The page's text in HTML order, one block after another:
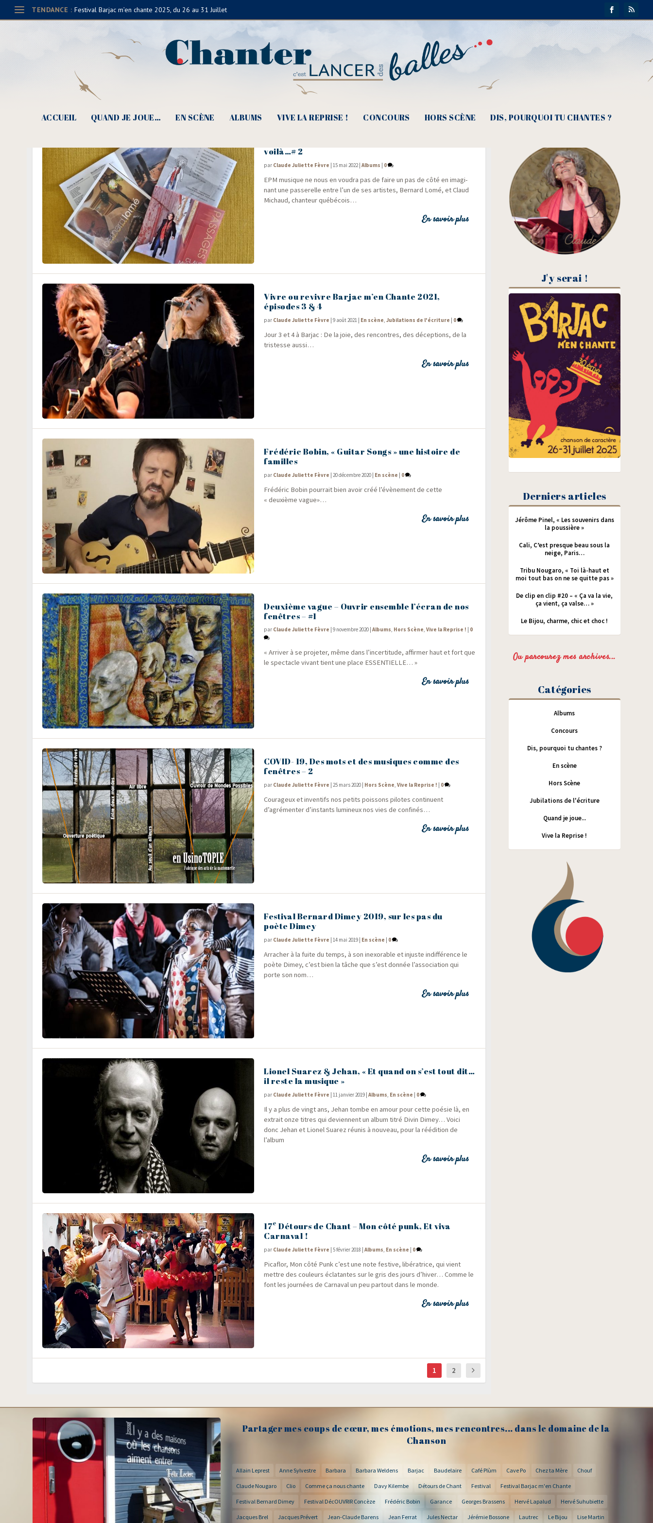
TENDANCE : Festival Barjac m’en chante 2025, du 26 au 31 Juillet
ACCUEIL QUAND JE JOUE… EN SCÈNE ALBUMS VIVE LA REPRISE ! CONCOURS HORS SCÈNE DIS, POURQUOI TU CHANTES ?
voilà…# 2
par Claude Juliette Fèvre |15 mai 2022|Albums 0
EPM musique ne nous en vou­dra pas de faire un pas de côté en ima­gi­
nant une pas­se­relle entre l’un de ses artistes, Ber­nard Lomé, et Claud
Michaud, chan­teur québécois…
En savoir plus
Vivre ou revivre Barjac m’en Chante 2021,
épisodes 3 & 4
par Claude Juliette Fèvre |9 août 2021 En scène,Jubilations de l'écriture 0
Jour 3 et 4 à Bar­jac : De la joie, des ren­contres, des décep­tions, de la
tris­tesse aussi…
En savoir plus
Frédéric Bobin, « Guitar Songs » une histoire de
familles
par Claude Juliette Fèvre |20 décembre 2020 En scène 0
Fré­dé­ric Bobin pour­rait bien avoir créé l’évènement de cette
« deuxième vague»…
En savoir plus
Deuxième vague – Ouvrir ensemble l’écran de nos
fenêtres – #1
par Claude Juliette Fèvre |9 novembre 2020 |Albums, Hors Scène,Vive la Reprise ! 0
« Arri­ver à se pro­je­ter, même dans l’in­cer­ti­tude, affir­mer haut et fort que
le spec­tacle vivant tient une place ESSENTIELLE… »
En savoir plus
COVID- 19, Des mots et des musiques comme des
fenêtres – 2
par Claude Juliette Fèvre |25 mars 2020 Hors Scène,Vive la Reprise ! 0
Cou­ra­geux et inven­tifs nos petits pois­sons pilotes conti­nuent
d’agrémenter d’instants lumi­neux nos vies de confinés…
En savoir plus
Festival Bernard Dimey 2019, sur les pas du
poète Dimey
par Claude Juliette Fèvre |14 mai 2019 En scène 0
Arra­cher à la fuite du temps, à son inexo­rable et injuste indif­fé­rence le
poète Dimey, c’est bien la tâche que s’est don­née l’association qui
porte son nom…
En savoir plus
Lionel Suarez & Jehan, « Et quand on s’est tout dit…
il reste la musique »
par Claude Juliette Fèvre |11 janvier 2019 |Albums, En scène 0
Il y a plus de vingt ans, Jehan tombe en amour pour cette poé­sie là, en
extrait onze titres qui deviennent un album titré Divin Dimey… Voi­ci
donc Jehan et Lio­nel Sua­rez réunis à nou­veau, pour la réédi­tion de
l’album
En savoir plus
17e Détours de Chant – Mon côté punk, Et viva
Carnaval !
par Claude Juliette Fèvre |5 février 2018 |Albums, En scène 0
Pica­flor, Mon côté Punk c’est une note fes­tive, libé­ra­trice, qui vient
mettre des cou­leurs écla­tantes sur le gris des jours d’hiver… Comme le
font les jour­nées de Car­na­val un peu par­tout dans le monde.
En savoir plus
1 2
J'y serai !
Derniers articles
Jérôme Pinel, « Les souvenirs dans
la poussière »
Cali, C’est presque beau sous la
neige, Paris…
Tribu Nougaro, « Toi là-haut et
moi tout bas on ne se quitte pas »
De clip en clip #20 – « Ça va la vie,
ça vient, ça valse… »
Le Bijou, charme, chic et choc !
Ou parcourez mes archives...
Catégories
Albums
Concours
Dis, pourquoi tu chantes ?
En scène
Hors Scène
Jubilations de l'écriture
Quand je joue...
Vive la Reprise !
Partager mes coups de cœur, mes émotions, mes rencontres... dans le domaine de la
Chanson
Allain Leprest Anne Sylvestre Barbara Barbara Weldens Barjac Baudelaire Café Plùm Cave Po Chez ta Mère Chouf
Claude Nougaro Clio Comme ça nous chante Davy Kilembe Détours de Chant Festival Festival Barjac m'en Chante
Festival Bernard Dimey Festival DécOUVRIR Concèze Frédéric Bobin Garance Georges Brassens Hervé Lapalud Hervé Suhubiette
Jacques Brel Jacques Prévert Jean-Claude Barens Jean Ferrat Jules Nectar Jérémie Bossone Lautrec Le Bijou Lise Martin